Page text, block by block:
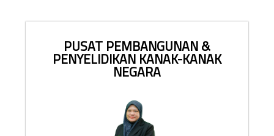
PUSAT PEMBANGUNAN &
PENYELIDIKAN KANAK-KANAK
NEGARA